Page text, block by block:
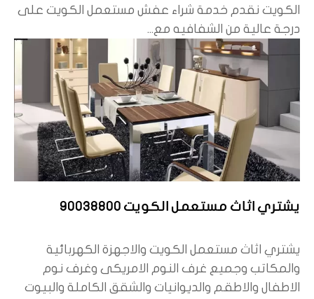
الكويت نقدم خدمة شراء عفش مستعمل الكويت على
درجة عالية من الشفافيه مع...
يشتري اثاث مستعمل الكويت 90038800
يشتري اثاث مستعمل الكويت والاجهزة الكهربائية
والمكاتب وجميع غرف النوم الامريكى وغرف نوم
الاطفال والاطقم والديوانيات والشقق الكاملة والبيوت